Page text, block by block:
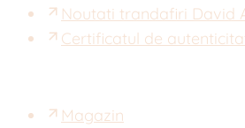
Noutati trandafiri David
Certificatul de
Magazin